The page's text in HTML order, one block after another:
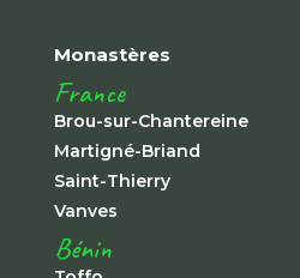
Monastères
France
Brou-sur-Chantereine
Martigné-Briand
Saint-Thierry
Vanves
Bénin